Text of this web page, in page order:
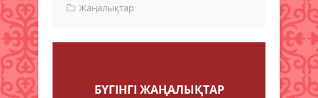
Жаңалықтар
БҮГІНГI ЖАҢАЛЫҚТАР